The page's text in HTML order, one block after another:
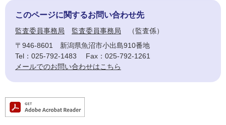
このページに関するお問い合わせ先
監査委員事務局 監査委員事務局
監査係
〒946-8601
新潟県魚沼市小出島910番地
Tel：025-792-1483
Fax：025-792-1261
メールでのお問い合わせはこちら